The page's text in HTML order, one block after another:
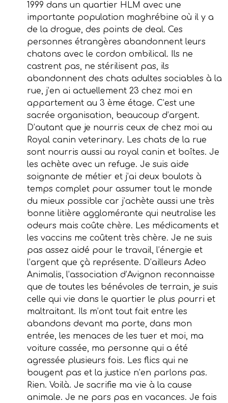
1999 dans un quartier HLM avec une
importante population maghrébine où il y a
de la drogue, des points de deal. Ces
personnes étrangères abandonnent leurs
chatons avec le cordon ombilical. Ils ne
castrent pas, ne stérilisent pas, ils
abandonnent des chats adultes sociables à la
rue, j’en ai actuellement 23 chez moi en
appartement au 3 ème étage. C’est une
sacrée organisation, beaucoup d’argent.
D’autant que je nourris ceux de chez moi au
Royal canin veterinary. Les chats de la rue
sont nourris aussi au royal canin et boîtes. Je
les achète avec un refuge. Je suis aide
soignante de métier et j’ai deux boulots à
temps complet pour assumer tout le monde
du mieux possible car j’achète aussi une très
bonne litière agglomérante qui neutralise les
odeurs mais coûte chère. Les médicaments et
les vaccins me coûtent très chère. Je ne suis
pas assez aidé pour le travail, l’énergie et
l’argent que çà représente. D’ailleurs Adeo
Animalis, l’association d’Avignon reconnaisse
que de toutes les bénévoles de terrain, je suis
celle qui vie dans le quartier le plus pourri et
maltraitant. Ils m’ont tout fait entre les
abandons devant ma porte, dans mon
entrée, les menaces de les tuer et moi, ma
voiture cassée, ma personne qui a été
agressée plusieurs fois. Les flics qui ne
bougent pas et la justice n’en parlons pas.
Rien. Voilà. Je sacrifie ma vie à la cause
animale. Je ne pars pas en vacances. Je fais